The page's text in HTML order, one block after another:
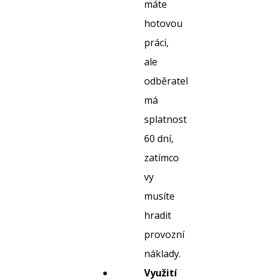
máte
hotovou
práci,
ale
odběratel
má
splatnost
60 dní,
zatímco
vy
musíte
hradit
provozní
náklady.
Využití